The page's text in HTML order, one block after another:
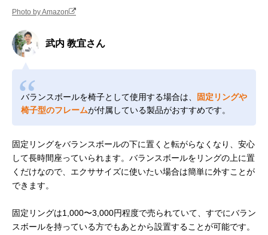
Photo by Amazon
武内 教宜さん
バランスボールを椅子として使用する場合は、
固定リングや
椅子型のフレームが付属している製品がおすすめです。
固定リングをバランスボールの下に置くと転がらなくなり、安心
して長時間座っていられます。バランスボールをリングの上に置
くだけなので、エクササイズに使いたい場合は簡単に外すことが
できます。
固定リングは1,000〜3,000円程度で売られていて、すでにバラン
スボールを持っている方でもあとから設置することが可能です。